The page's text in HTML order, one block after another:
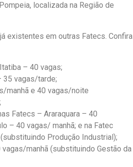
localizada na Região de
existentes em outras Fatecs. Confira
– 40 vagas;
35 vagas/tarde;
manhã e 40 vagas/noite
Fatecs – Araraquara – 40
– 40 vagas/ manhã; e na Fatec
Produção Industrial);
vagas/manhã (substituindo Gestão da